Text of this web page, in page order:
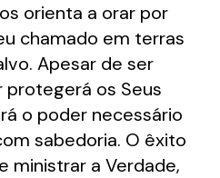
orienta a orar por
chamado em terras
Apesar de ser
protegerá os Seus
o poder necessário
sabedoria. O êxito
ministrar a Verdade,